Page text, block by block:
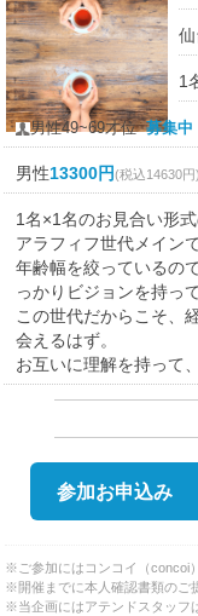
1
男性49~69才位募集中
男性13300円(税込14630円)
1名×1名のお見合い形式
アラフィフ世代メイン
年齢幅を絞っているの
っかりビジョンを持っ
この世代だからこそ、
会えるはず。
お互いに理解を持って
参加お申込み
※ご参加にはコンコイ（concoi
※開催までに本人確認書類のご
※当企画にはアテンドスタッフ